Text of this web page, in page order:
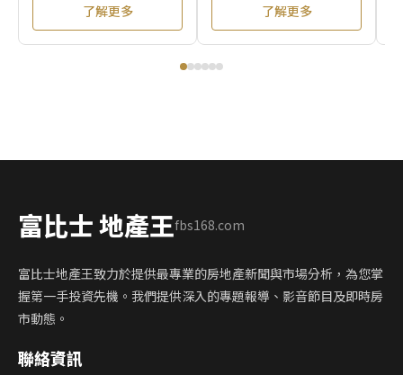
了解更多 了解更多
富比士 地產王fbs168.com
富比士地產王致力於提供最專業的房地產新聞與市場分析，為您掌
握第一手投資先機。我們提供深入的專題報導、影音節目及即時房
市動態。
聯絡資訊